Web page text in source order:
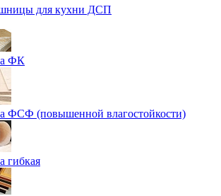
для кухни ДСП
ФК
ФСФ (повышенной влагостойкости)
гибкая